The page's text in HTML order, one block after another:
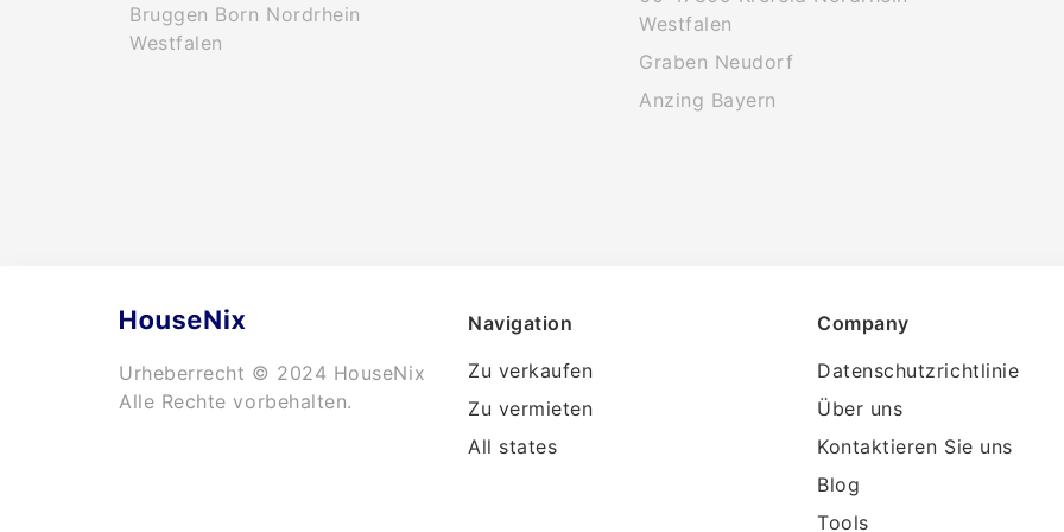
Bruggen Born Nordrhein
Westfalen
Westfalen
Graben Neudorf
Anzing Bayern
Urheberrecht © 2024 HouseNix
Alle Rechte vorbehalten.
Navigation
Zu verkaufen
Zu vermieten
All states
Company
Datenschutzrichtlinie
Über uns
Kontaktieren Sie uns
Blog
Tools